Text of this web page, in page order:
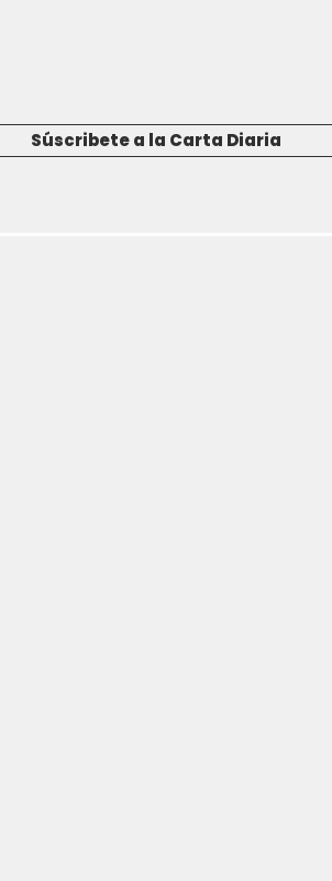
Súscribete a la Carta Diaria